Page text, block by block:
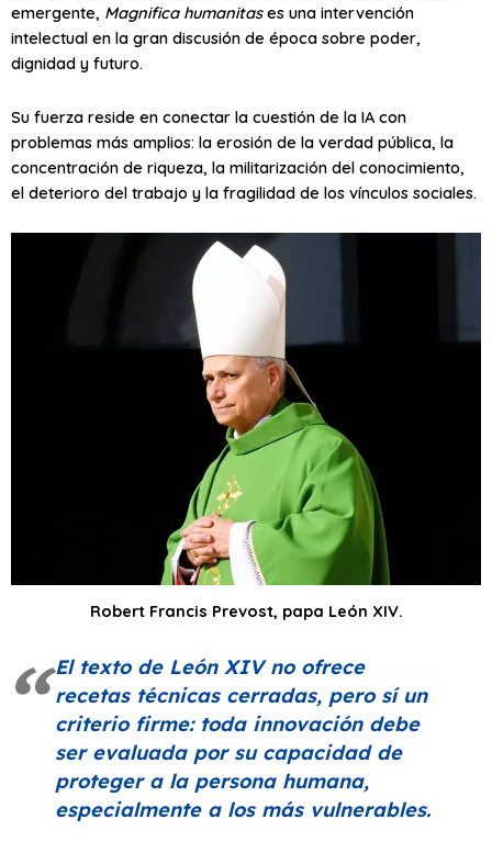
emergente, Magnifica humanitases una intervención
intelectual en la gran discusión de época sobre poder,
dignidad y futuro.
Su fuerza reside en conectar la cuestión de la IA con
problemas más amplios: la erosión de la verdad pública, la
concentración de riqueza, la militarización del conocimiento,
el deterioro del trabajo y la fragilidad de los vínculos sociales.
Robert Francis Prevost, papa León XIV.
El texto de León XIV no ofrece
recetas técnicas cerradas, pero sí un
criterio firme: toda innovación debe
ser evaluada por su capacidad de
proteger a la persona humana,
especialmente a los más vulnerables.